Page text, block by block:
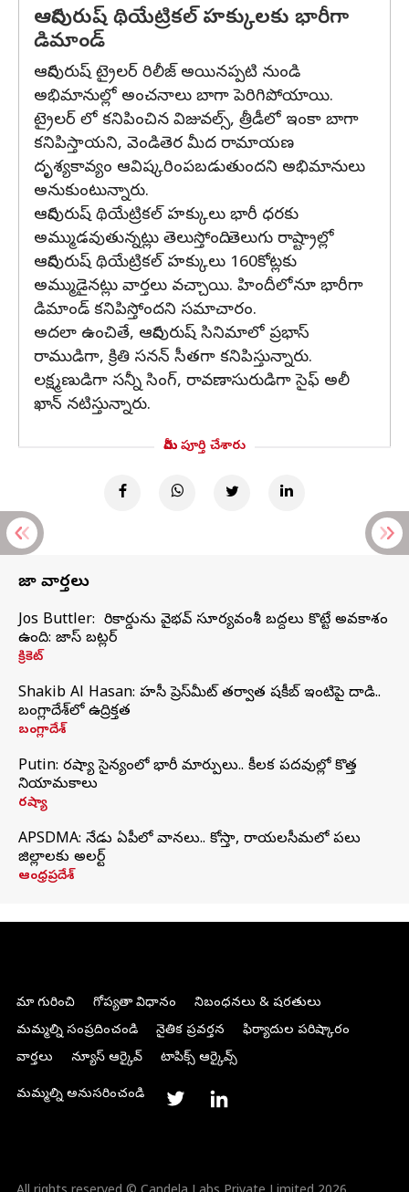
ఆదిపురుష్ థియేట్రికల్ హక్కులకు భారీగా
డిమాండ్
ఆదిపురుష్ ట్రైలర్ రిలీజ్ అయినప్పటి నుండి
అభిమానుల్లో అంచనాలు బాగా పెరిగిపోయాయి.
ట్రైలర్ లో కనిపించిన విజువల్స్, త్రీడీలో ఇంకా బాగా
కనిపిస్తాయని, వెండితెర మీద రామాయణ
దృశ్యకావ్యం ఆవిష్కరింపబడుతుందని అభిమానులు
అనుకుంటున్నారు.
ఆదిపురుష్ థియేట్రికల్ హక్కులు భారీ ధరకు
అమ్ముడవుతున్నట్లు తెలుస్తోంది. తెలుగు రాష్ట్రాల్లో
ఆదిపురుష్ థియేట్రికల్ హక్కులు 160కోట్లకు
అమ్ముడైనట్లు వార్తలు వచ్చాయి. హిందీలోనూ భారీగా
డిమాండ్ కనిపిస్తోందని సమాచారం.
అదలా ఉంచితే, ఆదిపురుష్ సినిమాలో ప్రభాస్
రాముడిగా, క్రితి సనన్ సీతగా కనిపిస్తున్నారు.
లక్ష్మణుడిగా సన్నీ సింగ్, రావణాసురుడిగా సైఫ్ అలీ
ఖాన్ నటిస్తున్నారు.
మీరు పూర్తి చేశారు
తాజా వార్తలు
Jos Buttler: నా రికార్డును వైభవ్ సూర్యవంశీ బద్దలు కొట్టే అవకాశం
ఉంది: జాస్ బట్లర్
క్రికెట్
Shakib Al Hasan: హసీనా ప్రెస్‌మీట్‌ తర్వాత షకీబ్‌ ఇంటిపై దాడి..
బంగ్లాదేశ్‌లో ఉద్రిక్తత
బంగ్లాదేశ్
Putin: రష్యా సైన్యంలో భారీ మార్పులు.. కీలక పదవుల్లో కొత్త
నియామకాలు
రష్యా
APSDMA: నేడు ఏపీలో వానలు.. కోస్తా, రాయలసీమలో పలు
జిల్లాలకు అలర్ట్
ఆంధ్రప్రదేశ్
మా గురించి గోప్యతా విధానం
నిబంధనలు & షరతులు
మమ్మల్ని సంప్రదించండి
నైతిక ప్రవర్తన
ఫిర్యాదుల పరిష్కారం
వార్తలు
న్యూస్ ఆర్కైవ్ టాపిక్స్ ఆర్కైవ్స్
మమ్మల్ని అనుసరించండి